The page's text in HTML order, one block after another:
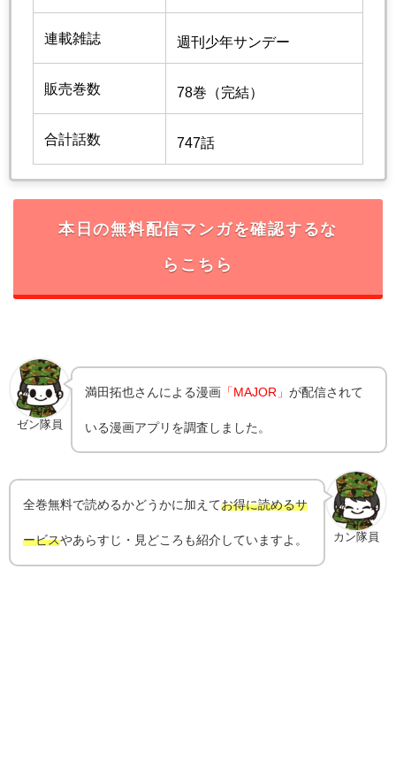
連載雑誌 週刊少年サンデー
販売巻数 78巻（完結）
合計話数 747話
本日の無料配信マンガを確認するな
らこちら
ゼン隊員
満田拓也さんによる漫画 「MAJOR」が配信されて
いる漫画アプリを調査しました。
カン隊員
全巻無料で読めるかどうかに加えてお得に読めるサ
ービスやあらすじ・見どころも紹介していますよ。